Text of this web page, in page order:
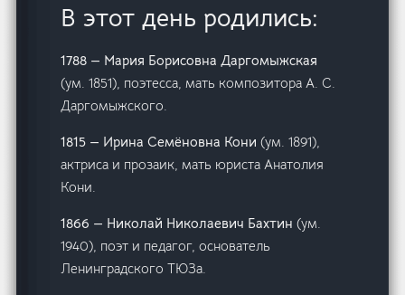
В этот день родились:
1788 — Мария Борисовна Даргомыжская
(ум. 1851), поэтесса, мать композитора А. С.
Даргомыжского.
1815 — Ирина Семёновна Кони (ум. 1891),
актриса и прозаик, мать юриста Анатолия
Кони.
1866 — Николай Николаевич Бахтин(ум.
1940), поэт и педагог, основатель
Ленинградского ТЮЗа.